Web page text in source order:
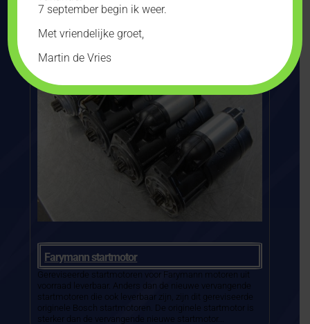
Farymann startmotor
Gereviseerde startmotoren voor Farymann motoren uit
voorraad leverbaar. Anders dan de nieuwe vervangende
startmotoren die ook leverbaar zijn, zijn dit gereviseerde
originele Bosch startmotoren. De originele startmotor is
sterker dan de vervangende nieuwe startmotor...
7 september begin ik weer.
Met vriendelijke groet,
Martin de Vries